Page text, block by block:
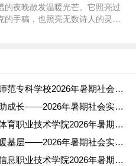
的夜晚散发温暖光芒。它照亮过
的手稿，也照亮无数诗人的灵
青春筑梦，推普润疆：和田师范专科学校2026年暑期社会实践纪
立足专业践初心，青春实践助成长——2026年暑期社会实践报告
阳光体育，筑梦乡村：广州体育职业技术学院2026年暑期社会实
笃行实践长才干，青春奉献暖基层——2026年暑期社会实践报告
海丝寻踪，文旅筑梦：福建信息职业技术学院2026年暑期社会实